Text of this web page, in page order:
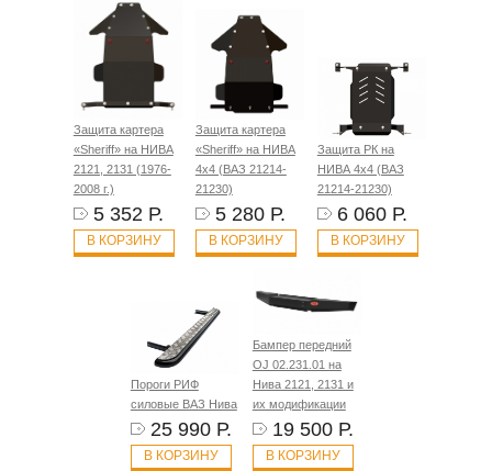
Защита картера
«Sheriff» на НИВА
2121, 2131 (1976-
2008 г.)
5 352 Р.
В КОРЗИНУ
Защита картера
«Sheriff» на НИВА
4x4 (ВАЗ 21214-
21230)
5 280 Р.
В КОРЗИНУ
Защита РК на
НИВА 4x4 (ВАЗ
21214-21230)
6 060 Р.
В КОРЗИНУ
Пороги РИФ
силовые ВАЗ Нива
25 990 Р.
В КОРЗИНУ
Бампер передний
OJ 02.231.01 на
Нива 2121, 2131 и
их модификации
19 500 Р.
В КОРЗИНУ